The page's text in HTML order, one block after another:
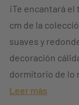
¡Te encantará
cm de la
suaves y
decoración
dormitorio de lo
Leer más